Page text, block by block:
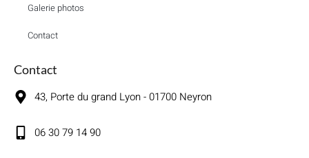
Galerie photos
Contact
Contact
43, Porte du grand Lyon - 01700 Neyron
06 30 79 14 90